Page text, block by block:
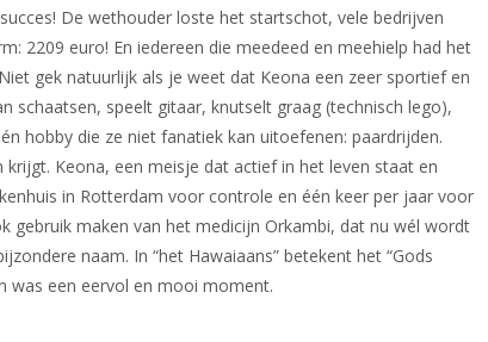
De wethouder loste het startschot, vele bedrijven
2209 euro! En iedereen die meedeed en meehielp had het
gek natuurlijk als je weet dat Keona een zeer sportief en
schaatsen, speelt gitaar, knutselt graag (technisch lego),
hobby die ze niet fanatiek kan uitoefenen: paardrijden.
Keona, een meisje dat actief in het leven staat en
in Rotterdam voor controle en één keer per jaar voor
maken van het medicijn Orkambi, dat nu wél wordt
naam. In “het Hawaiaans” betekent het “Gods
was een eervol en mooi moment.